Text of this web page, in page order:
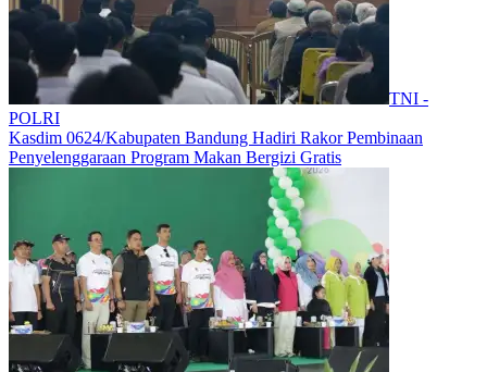
TNI -
POLRI
Kasdim 0624/Kabupaten Bandung Hadiri Rakor Pembinaan
Penyelenggaraan Program Makan Bergizi Gratis